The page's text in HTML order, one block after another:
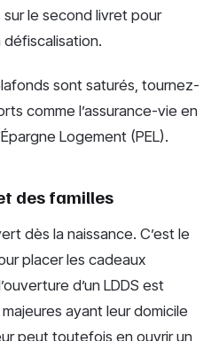
le second livret pour
sont saturés, tournez-
comme l’assurance-vie en
Logement (PEL).
des familles
dès la naissance. C’est le
placer les cadeaux
d’un LDDS est
ayant leur domicile
peut toutefois en ouvrir un